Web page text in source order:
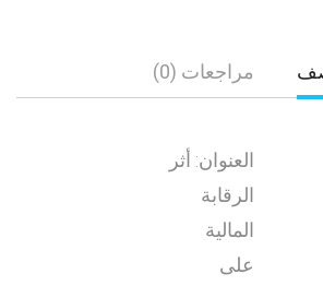
مراجعات (0)
العنوان: أثر
الرقابة
المالية
على